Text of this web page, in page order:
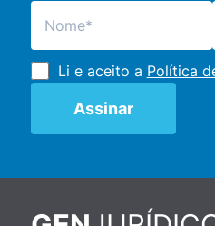
Li e aceito a Política